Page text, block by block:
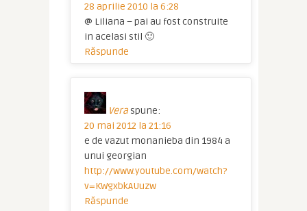
28 aprilie 2010 la 6:28
@ Liliana – pai au fost construite
in acelasi stil 🙂
Răspunde
Vera spune:
20 mai 2012 la 21:16
e de vazut monanieba din 1984 a
unui georgian
http://www.youtube.com/watch?
v=KWgxbkAUuzw
Răspunde